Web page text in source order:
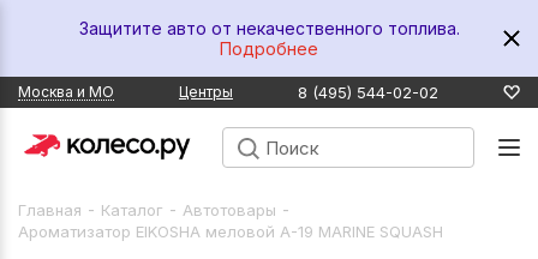
Защитите авто от некачественного топлива.
Подробнее
Москва и МО Центры 8 (495) 544-02-02
Главная - Каталог - Автотовары -
Ароматизатор EIKOSHA меловой A-19 MARINE SQUASH